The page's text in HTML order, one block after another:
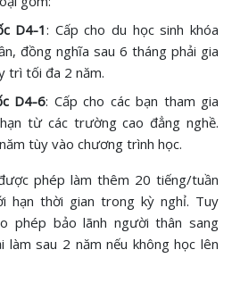
D4-1: Cấp cho du học sinh khóa
đồng nghĩa sau 6 tháng phải gia
trì tối đa 2 năm.
D4-6: Cấp cho các bạn tham gia
từ các trường cao đẳng nghề.
tùy vào chương trình học.
phép làm thêm 20 tiếng/tuần
hạn thời gian trong kỳ nghỉ. Tuy
phép bảo lãnh người thân sang
sau 2 năm nếu không học lên